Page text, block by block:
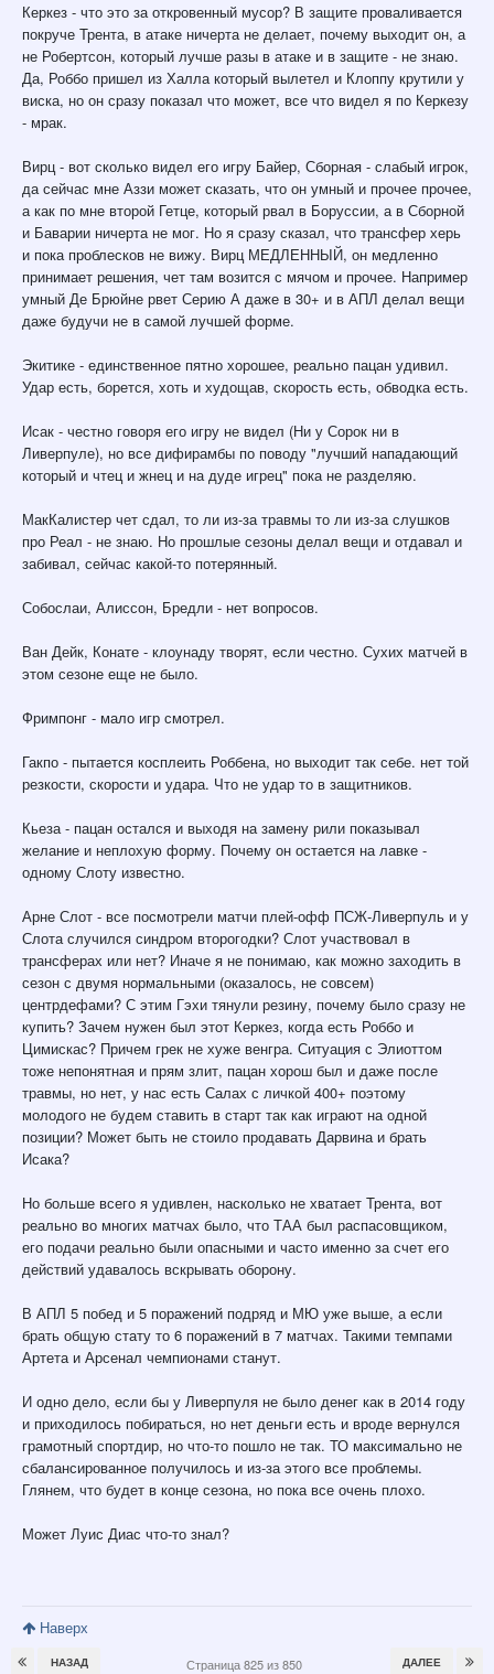
Керкез - что это за откровенный мусор? В защите проваливается
покруче Трента, в атаке ничерта не делает, почему выходит он, а
не Робертсон, который лучше разы в атаке и в защите - не знаю.
Да, Роббо пришел из Халла который вылетел и Клоппу крутили у
виска, но он сразу показал что может, все что видел я по Керкезу
- мрак.
Вирц - вот сколько видел его игру Байер, Сборная - слабый игрок,
да сейчас мне Аззи может сказать, что он умный и прочее прочее,
а как по мне второй Гетце, который рвал в Боруссии, а в Сборной
и Баварии ничерта не мог. Но я сразу сказал, что трансфер херь
и пока проблесков не вижу. Вирц МЕДЛЕННЫЙ, он медленно
принимает решения, чет там возится с мячом и прочее. Например
умный Де Брюйне рвет Серию А даже в 30+ и в АПЛ делал вещи
даже будучи не в самой лучшей форме.
Экитике - единственное пятно хорошее, реально пацан удивил.
Удар есть, борется, хоть и худощав, скорость есть, обводка есть.
Исак - честно говоря его игру не видел (Ни у Сорок ни в
Ливерпуле), но все дифирамбы по поводу "лучший нападающий
который и чтец и жнец и на дуде игрец" пока не разделяю.
МакКалистер чет сдал, то ли из-за травмы то ли из-за слушков
про Реал - не знаю. Но прошлые сезоны делал вещи и отдавал и
забивал, сейчас какой-то потерянный.
Собослаи, Алиссон, Бредли - нет вопросов.
Ван Дейк, Конате - клоунаду творят, если честно. Сухих матчей в
этом сезоне еще не было.
Фримпонг - мало игр смотрел.
Гакпо - пытается косплеить Роббена, но выходит так себе. нет той
резкости, скорости и удара. Что не удар то в защитников.
Кьеза - пацан остался и выходя на замену рили показывал
желание и неплохую форму. Почему он остается на лавке -
одному Слоту известно.
Арне Слот - все посмотрели матчи плей-офф ПСЖ-Ливерпуль и у
Слота случился синдром второгодки? Слот участвовал в
трансферах или нет? Иначе я не понимаю, как можно заходить в
сезон с двумя нормальными (оказалось, не совсем)
центрдефами? С этим Гэхи тянули резину, почему было сразу не
купить? Зачем нужен был этот Керкез, когда есть Роббо и
Цимискас? Причем грек не хуже венгра. Ситуация с Элиоттом
тоже непонятная и прям злит, пацан хорош был и даже после
травмы, но нет, у нас есть Салах с личкой 400+ поэтому
молодого не будем ставить в старт так как играют на одной
позиции? Может быть не стоило продавать Дарвина и брать
Исака?
Но больше всего я удивлен, насколько не хватает Трента, вот
реально во многих матчах было, что ТАА был распасовщиком,
его подачи реально были опасными и часто именно за счет его
действий удавалось вскрывать оборону.
В АПЛ 5 побед и 5 поражений подряд и МЮ уже выше, а если
брать общую стату то 6 поражений в 7 матчах. Такими темпами
Артета и Арсенал чемпионами станут.
И одно дело, если бы у Ливерпуля не было денег как в 2014 году
и приходилось побираться, но нет деньги есть и вроде вернулся
грамотный спортдир, но что-то пошло не так. ТО максимально не
сбалансированное получилось и из-за этого все проблемы.
Глянем, что будет в конце сезона, но пока все очень плохо.
Может Луис Диас что-то знал?
Наверх
НАЗАД ДАЛЕЕ
Страница 825 из 850